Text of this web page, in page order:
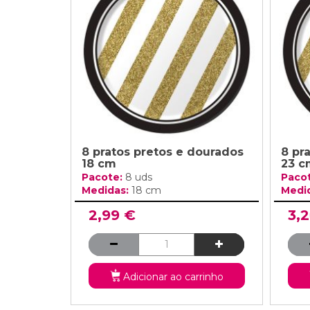
Ver MaisDecoração
Ver Mais
Grinaldas
Ver Mais
8 pratos pretos e dourados
18 cm
Pacote: 8 uds
Medidas: 18 cm
2,99 €
Adicionar ao carrinho
8
23